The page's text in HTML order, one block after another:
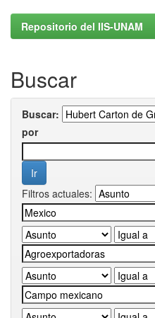
Repositorio del IIS-UNAM
Buscar
Buscar:
por
Filtros actuales: